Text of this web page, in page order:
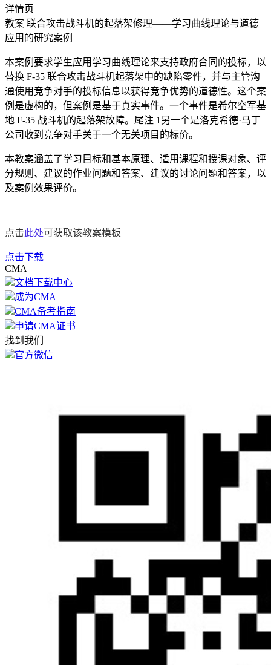
详情页
教案 联合攻击战斗机的起落架修理——学习曲线理论与道德
应用的研究案例
本案例要求学生应用学习曲线理论来支持政府合同的投标，以
替换 F-35 联合攻击战斗机起落架中的缺陷零件，并与主管沟
通使用竞争对手的投标信息以获得竞争优势的道德性。这个案
例是虚构的，但案例是基于真实事件。一个事件是希尔空军基
地 F-35 战斗机的起落架故障。尾注 1另一个是洛克希德·马丁
公司收到竞争对手关于一个无关项目的标价。
本教案涵盖了学习目标和基本原理、适用课程和授课对象、评
分规则、建议的作业问题和答案、建议的讨论问题和答案，以
及案例效果评价。
点击此处可获取该教案模板
点击下载
CMA
文档下载中心
成为CMA
CMA备考指南
申请CMA证书
找到我们
官方微信